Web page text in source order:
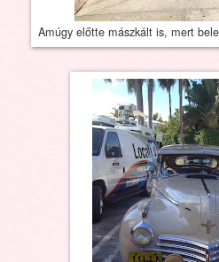
Amúgy előtte mászkált is, mert